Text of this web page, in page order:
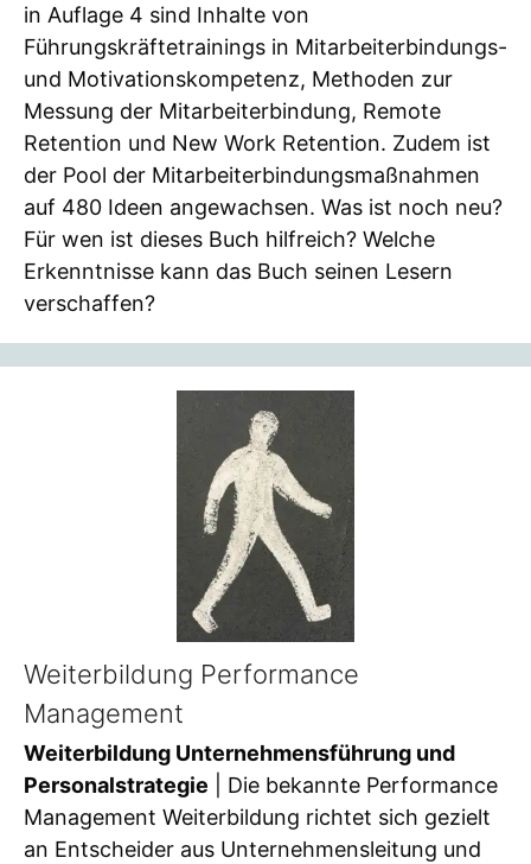
in Auflage 4 sind Inhalte von
Führungskräftetrainings in Mitarbeiterbindungs-
und Motivationskompetenz, Methoden zur
Messung der Mitarbeiterbindung, Remote
Retention und New Work Retention. Zudem ist
der Pool der Mitarbeiterbindungsmaßnahmen
auf 480 Ideen angewachsen. Was ist noch neu?
Für wen ist dieses Buch hilfreich? Welche
Erkenntnisse kann das Buch seinen Lesern
verschaffen?
Weiterbildung Performance
Management
Weiterbildung Unternehmensführung und
Personalstrategie | Die bekannte Performance
Management Weiterbildung richtet sich gezielt
an Entscheider aus Unternehmensleitung und